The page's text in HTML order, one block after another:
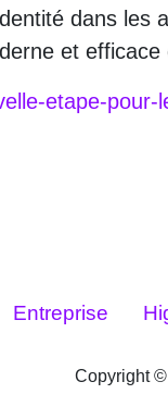
dans les
et
etape-pour-
Entreprise
Copyright